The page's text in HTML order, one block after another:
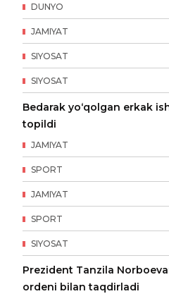
DUNYO
JAMIYAT
SIYOSAT
SIYOSAT
Bedarak yo‘qolgan erkak
topildi
JAMIYAT
SPORT
JAMIYAT
SPORT
SIYOSAT
Prezident Tanzila
ordeni bilan taqdirladi